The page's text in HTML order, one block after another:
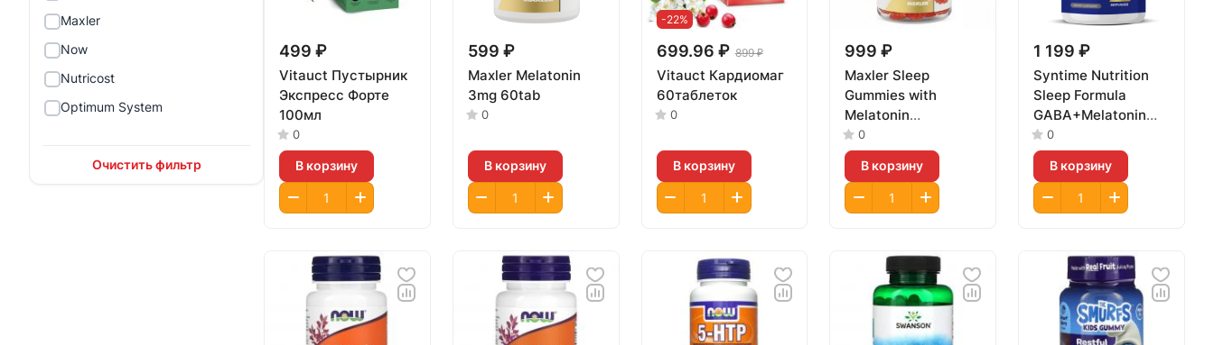
Maxler
Now
Nutricost
Optimum System
SwansonОчистить фильтр
499 ₽
Vitauct Пустырник
Экспресс Форте
100мл
0
В корзину
599 ₽
Maxler Melatonin
3mg 60tab
0
В корзину
-22%
699.96 ₽ 899 ₽
Vitauct Кардиомаг
60таблеток
0
В корзину
999 ₽
Maxler Sleep
Gummies with
Melatonin
60gummies
0
В корзину
1 199 ₽
Syntime Nutrition
Sleep Formula
GABA+Melatonin
60caps
0
В корзину